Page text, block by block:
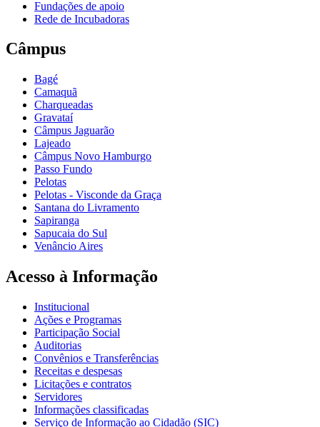
Fundações de apoio
Rede de Incubadoras
Câmpus
Bagé
Camaquã
Charqueadas
Gravataí
Câmpus Jaguarão
Lajeado
Câmpus Novo Hamburgo
Passo Fundo
Pelotas
Pelotas - Visconde da Graça
Santana do Livramento
Sapiranga
Sapucaia do Sul
Venâncio Aires
Acesso à Informação
Institucional
Ações e Programas
Participação Social
Auditorias
Convênios e Transferências
Receitas e despesas
Licitações e contratos
Servidores
Informações classificadas
Serviço de Informação ao Cidadão (SIC)